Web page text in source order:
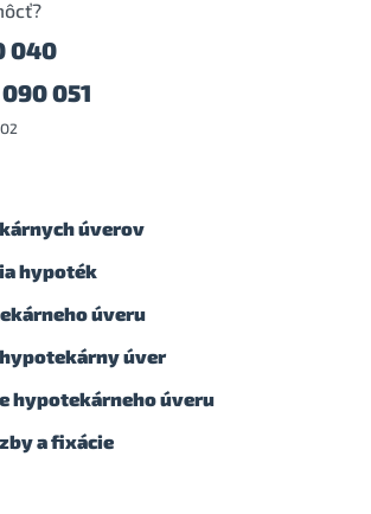
040
051
úverov
hypoték
úveru
úver
hypotekárneho úveru
a fixácie